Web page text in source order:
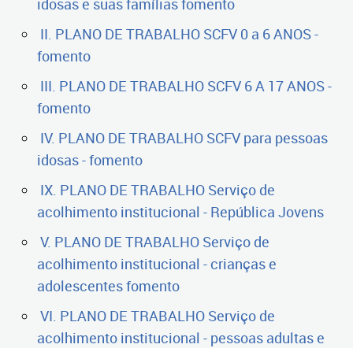
idosas e suas famílias fomento
II. PLANO DE TRABALHO SCFV 0 a 6 ANOS -
fomento
III. PLANO DE TRABALHO SCFV 6 A 17 ANOS -
fomento
IV. PLANO DE TRABALHO SCFV para pessoas
idosas - fomento
IX. PLANO DE TRABALHO Serviço de
acolhimento institucional - República Jovens
V. PLANO DE TRABALHO Serviço de
acolhimento institucional - crianças e
adolescentes fomento
VI. PLANO DE TRABALHO Serviço de
acolhimento institucional - pessoas adultas e